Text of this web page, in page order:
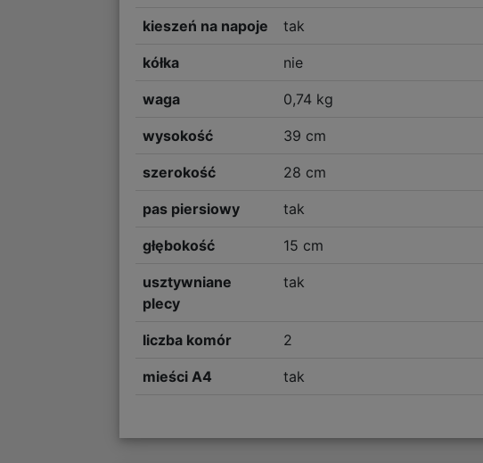
kieszeń na napoje tak
kółka nie
waga 0,74 kg
wysokość 39 cm
szerokość 28 cm
pas piersiowy tak
głębokość 15 cm
usztywniane
plecy
tak
liczba komór 2
mieści A4 tak